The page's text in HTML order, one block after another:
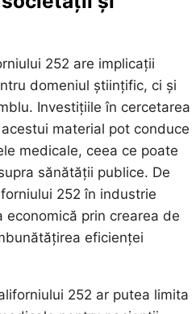
252 are implicații
domeniul științific, ci și
Investițiile în cercetarea
material pot conduce
medicale, ceea ce poate
sănătății publice. De
252 în industrie
prin crearea de
eficienței
252 ar putea limita